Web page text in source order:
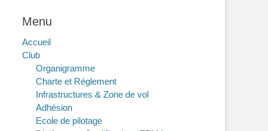
Menu
Accueil
Club
Organigramme
Charte et Réglement
Infrastructures & Zone de vol
Adhésion
Ecole de pilotage